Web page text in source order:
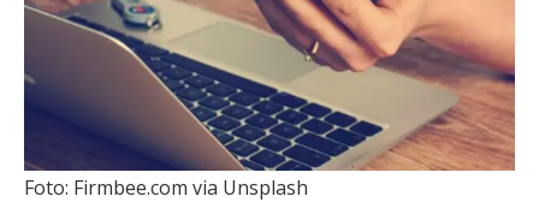
Foto: Firmbee.com via Unsplash